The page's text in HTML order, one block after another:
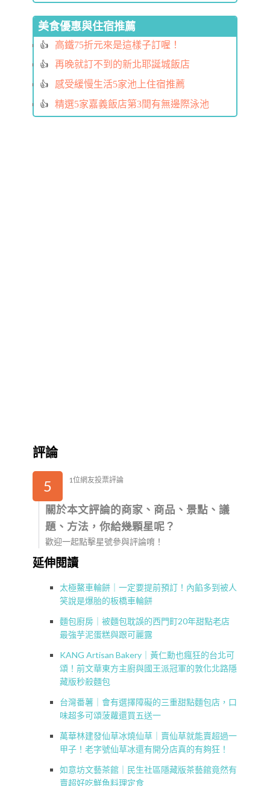
美食優惠與住宿推薦
高鐵75折元來是這樣子訂喔！
再晚就訂不到的新北耶誕城飯店
感受緩慢生活5家池上住宿推薦
精選5家嘉義飯店第3間有無邊際泳池
評論
5 1位網友投票評論
關於本文評論的商家、商品、景點、議
題、方法，你給幾顆星呢？
歡迎一起點擊星號參與評論唷！
延伸閱讀
太極鰲車輪餅｜一定要提前預訂！內餡多到被人
笑說是爆胎的板橋車輪餅
麵包廚房｜被麵包耽誤的西門町20年甜點老店
最強芋泥蛋糕與跟可麗露
KANG Artisan Bakery｜黃仁勳也瘋狂的台北可
頌！前文華東方主廚與國王派冠軍的敦化北路隱
藏版秒殺麵包
台灣番薯｜會有選擇障礙的三重甜點麵包店，口
味超多可頌菠蘿還買五送一
萬華林建發仙草冰燒仙草｜賣仙草就能賣超過一
甲子！老字號仙草冰還有開分店真的有夠狂！
如意坊文藝茶館｜民生社區隱藏版茶藝館竟然有
賣超好吃鮮魚料理定食